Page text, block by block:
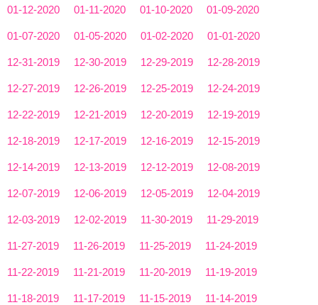
01-12-2020 01-11-2020 01-10-2020 01-09-2020
01-07-2020 01-05-2020 01-02-2020 01-01-2020
12-31-2019 12-30-2019 12-29-2019 12-28-2019
12-27-2019 12-26-2019 12-25-2019 12-24-2019
12-22-2019 12-21-2019 12-20-2019 12-19-2019
12-18-2019 12-17-2019 12-16-2019 12-15-2019
12-14-2019 12-13-2019 12-12-2019 12-08-2019
12-07-2019 12-06-2019 12-05-2019 12-04-2019
12-03-2019 12-02-2019 11-30-2019 11-29-2019
11-27-2019 11-26-2019 11-25-2019 11-24-2019
11-22-2019 11-21-2019 11-20-2019 11-19-2019
11-18-2019 11-17-2019 11-15-2019 11-14-2019